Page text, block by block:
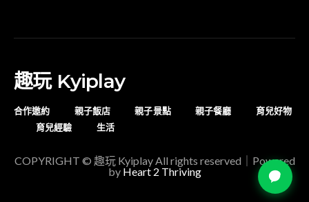
趣玩 Kyiplay
合作邀約 親子飯店 親子景點 親子餐廳
育兒好物
育兒經驗
生活
COPYRIGHT © 趣玩 Kyiplay All rights reserved｜Powered
by Heart 2 Thriving